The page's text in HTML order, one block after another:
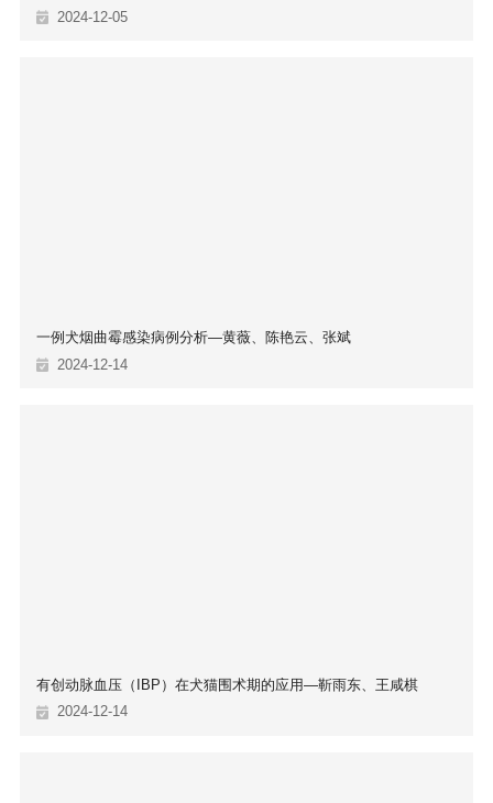
2024-12-05
一例犬烟曲霉感染病例分析—黄薇、陈艳云、张斌
2024-12-14
有创动脉血压（IBP）在犬猫围术期的应用—靳雨东、王咸棋
2024-12-14